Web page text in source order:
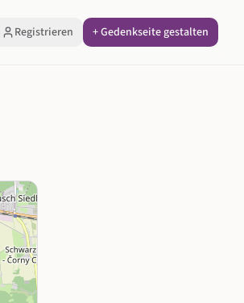
Registrieren + Gedenkseite gestalten